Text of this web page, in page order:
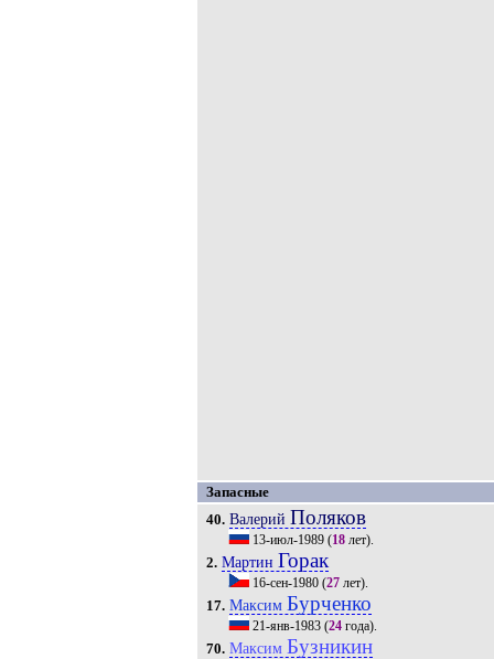
Запасные
40. Валерий Поляков
13-июл-1989(18лет).
2. Мартин Горак
16-сен-1980(27лет).
17. Максим Бурченко
21-янв-1983(24года).
70. Максим Бузникин